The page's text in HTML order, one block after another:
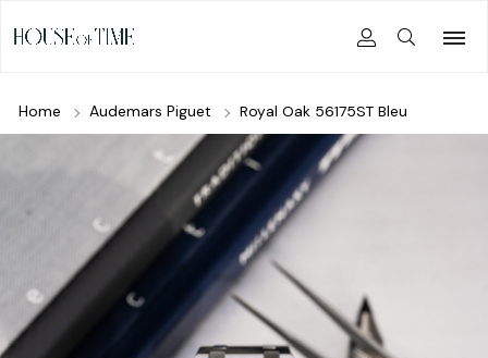
Home Audemars Piguet Royal Oak 56175ST Bleu